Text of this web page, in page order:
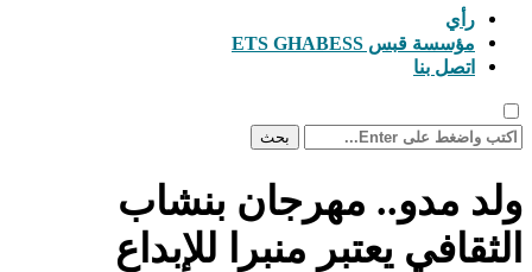
رأي
مؤسسة قبس ETS GHABESS
اتصل بنا
بحث
ولد مدو.. مهرجان بنشاب
الثقافي يعتبر منبرا للإبداع